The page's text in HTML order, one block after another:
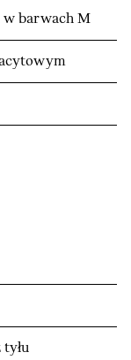
w barwach M